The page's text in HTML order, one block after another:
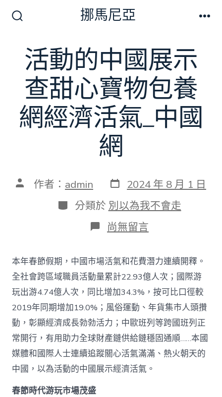
切
換
開
關
挪馬尼亞
活動的中國展示
查甜心寶物包養
網經濟活氣_中國
網
文 作者： admin 發
表
日
期
2024 年 8 月 1 日
分
類
分類於 別以為我不會走
在
〈活
的
中
國
展
示
查
甜
心
寶
物
包
養
網
尚無留言
本年春節假期，中國市場活氣和花費潛力連續開釋。
全社會跨區域職員活動量累計22.93億人次；國際游
玩出游4.74億人次，同比增加34.3%，按可比口徑較
2019年同期增加19.0%；風俗運動、年貨集市人頭攢
動，彰顯經濟成長勃勃活力；中歐班列等跨國班列正
常開行，有用助力全球財產鏈供給鏈穩固通順……本國
媒體和國際人士連續追蹤關心活氣滿滿、熱火朝天的
中國，以為活動的中國展示經濟活氣。
春節時代游玩市場茂盛